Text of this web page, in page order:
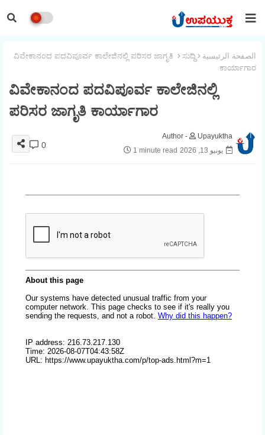
الصفحة الرئيسية ಸುದ್ದಿ
ವಿವೇಕಾನಂದ ಪದವಿಪೂರ್ವ ಕಾಲೇಜಿನಲ್ಲಿ ಪರಿಸರ ಜಾಗೃತಿ
ಕಾರ್ಯಾಗಾರ
ವಿವೇಕಾನಂದ ಪದವಿಪೂರ್ವ ಕಾಲೇಜಿನಲ್ಲಿ
ಪರಿಸರ ಜಾಗೃತಿ ಕಾರ್ಯಾಗಾರ
Upayuktha
يونيو 13, 2026
1 minute read
0